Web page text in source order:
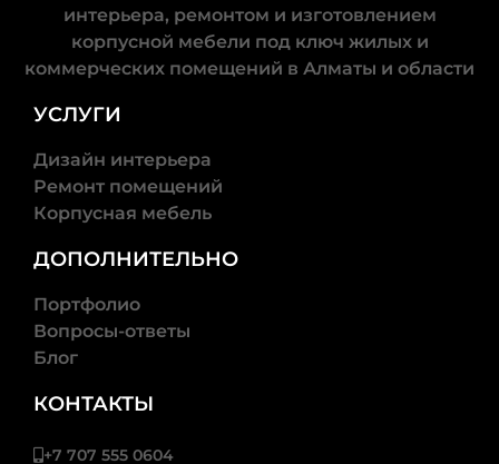
ЗАКАЗАТЬ!
интерьера, ремонтом и изготовлением
корпусной мебели под ключ жилых и
коммерческих помещений в Алматы и области
УСЛУГИ
Дизайн интерьера
Ремонт помещений
Корпусная мебель
ДОПОЛНИТЕЛЬНО
Портфолио
Вопросы-ответы
Блог
КОНТАКТЫ
+7 707 555 0604